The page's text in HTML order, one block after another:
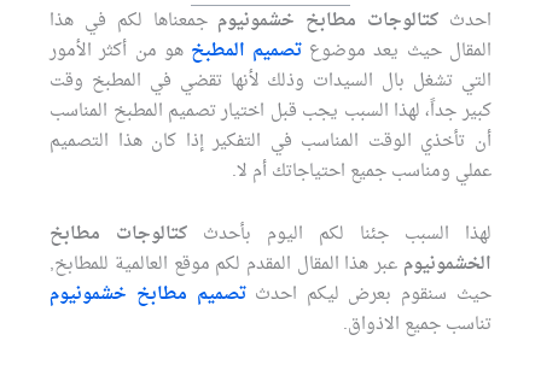
احدثكتالوجات مطابخ خشمونيوم جمعناها لكم في هذا
المقال حيث يعد موضوع تصميم المطبخ هو من أكثر الأمور
التي تشغل بال السيدات وذلك لأنها تقضي في المطبخ وقت
كبير جداً، لهذا السبب يجب قبل اختيار تصميم المطبخ المناسب
أن تأخذي الوقت المناسب في التفكير إذا كان هذا التصميم
عملي ومناسب جميع احتياجاتك أم لا.
لهذا السبب جئنا لكم اليوم بأحدث كتالوجات مطابخ
الخشمونيوم عبر هذا المقال المقدم لكم موقع العالمية للمطابخ,
حيث سنقوم بعرض ليكم احدثتصميم مطابخ خشمونيوم
تناسب جميع الاذواق.